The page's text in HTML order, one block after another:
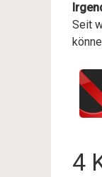
Seit
4